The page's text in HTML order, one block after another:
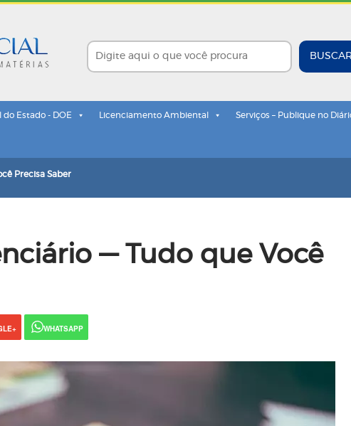
BUSCAR
do Estado - DOE Licenciamento Ambiental Serviços – Publique no
Precisa Saber
— Tudo que Você
WHATSAPP